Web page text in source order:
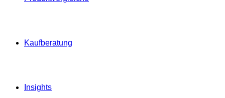
Kaufberatung
Insights